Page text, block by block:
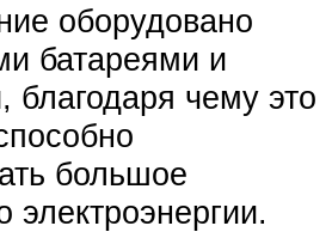
оборудовано
батареями и
благодаря чему это
большое
электроэнергии.